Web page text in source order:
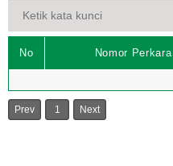
No Nomor Perkara
Prev 1 Next